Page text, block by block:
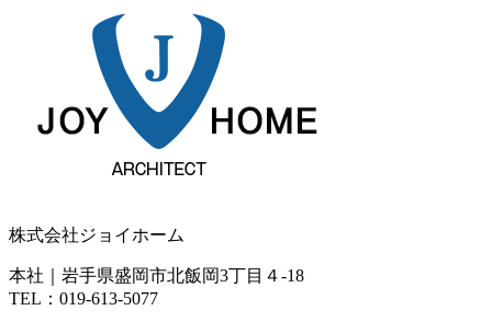
株式会社ジョイホーム
本社｜岩手県盛岡市北飯岡3丁目４-18
TEL：019-613-5077